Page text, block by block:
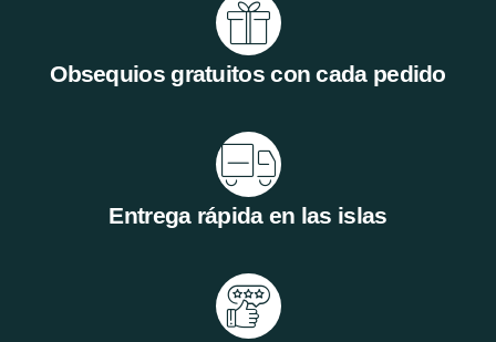
Obsequios gratuitos con cada pedido
Entrega rápida en las islas